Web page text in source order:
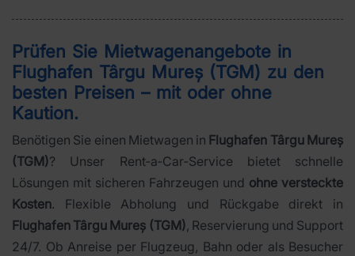
Prüfen Sie Mietwagenangebote in
Flughafen Târgu Mureș (TGM) zu den
besten Preisen – mit oder ohne
Kaution.
Benötigen Sie einen Mietwagen in Flughafen Târgu Mureș
(TGM)? Unser Rent‑a‑Car‑Service bietet schnelle
Lösungen mit sicheren Fahrzeugen und ohne versteckte
Kosten. Flexible Abholung und Rückgabe direkt in
Flughafen Târgu Mureș (TGM), Reservierung und Support
24/7. Ob Anreise per Flugzeug, Bahn oder als Besucher